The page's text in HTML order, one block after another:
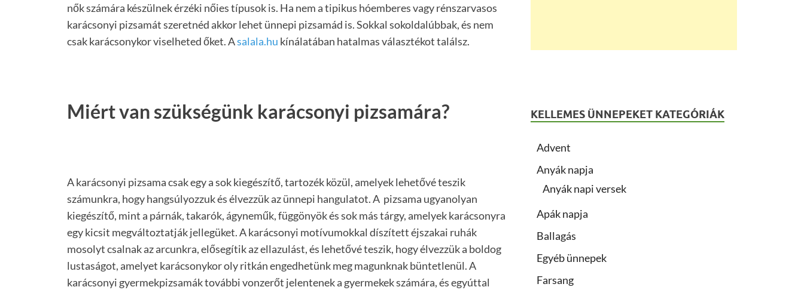
nők számára készülnek érzéki nőies típusok is. Ha nem a tipikus hóemberes vagy rénszarvasos
karácsonyi pizsamát szeretnéd akkor lehet ünnepi pizsamád is. Sokkal sokoldalúbbak, és nem
csak karácsonykor viselheted őket. Asalala.hu kínálatában hatalmas választékot találsz.
Miért van szükségünk karácsonyi pizsamára?
A karácsonyi pizsama csak egy a sok kiegészítő, tartozék közül, amelyek lehetővé teszik
számunkra, hogy hangsúlyozzuk és élvezzük az ünnepi hangulatot. A pizsama ugyanolyan
kiegészítő, mint a párnák, takarók, ágyneműk, függönyök és sok más tárgy, amelyek karácsonyra
egy kicsit megváltoztatják jellegüket. A karácsonyi motívumokkal díszített éjszakai ruhák
mosolyt csalnak az arcunkra, elősegítik az ellazulást, és lehetővé teszik, hogy élvezzük a boldog
lustaságot, amelyet karácsonykor oly ritkán engedhetünk meg magunknak büntetlenül. A
karácsonyi gyermekpizsamák további vonzerőt jelentenek a gyermekek számára, és egyúttal
KELLEMES ÜNNEPEKET KATEGÓRIÁK
Advent
Anyák napja
Anyák napi versek
Apák napja
Ballagás
Egyéb ünnepek
Farsang